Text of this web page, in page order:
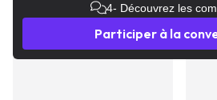
4- Découvrez les
Participer à la